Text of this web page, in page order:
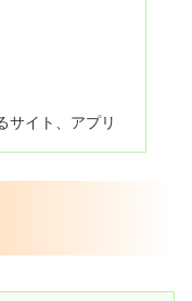
サイト、アプリ